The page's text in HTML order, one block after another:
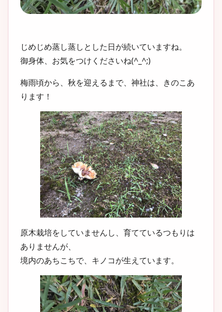
じめじめ蒸し蒸しとした日が続いていますね。
御身体、お気をつけくださいね(^_^;)
梅雨頃から、秋を迎えるまで、神社は、きのこあ
ります！
原木栽培をしていませんし、育てているつもりは
ありませんが、
境内のあちこちで、キノコが生えています。